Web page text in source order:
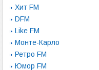
Хит FM
DFM
Like FM
Монте-Карло
Ретро FM
Юмор FM